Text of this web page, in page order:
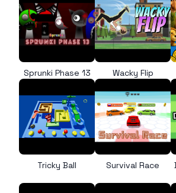
Sprunki Phase 13 Wacky Flip
Tricky Ball Survival Race